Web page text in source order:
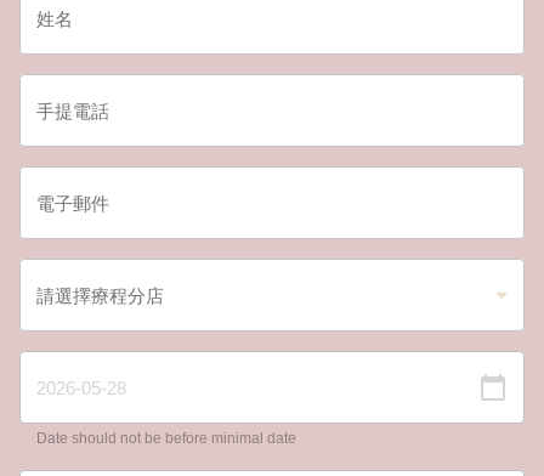
Date should not be before minimal date